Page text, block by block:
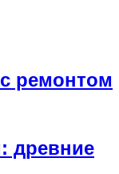
ремонтом
древние